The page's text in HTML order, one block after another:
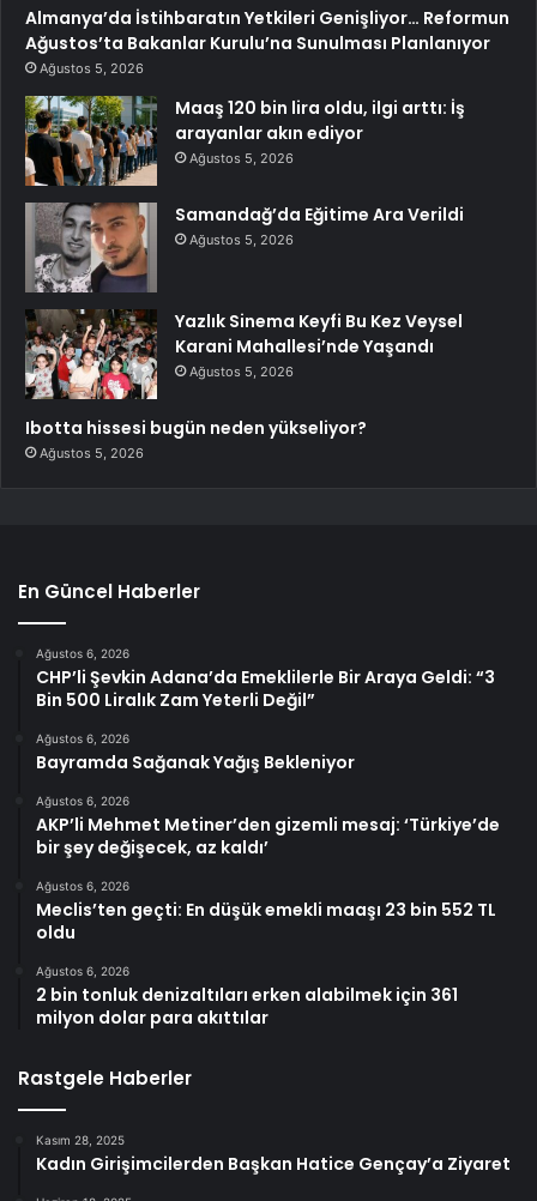
Almanya’da İstihbaratın Yetkileri Genişliyor… Reformun
Ağustos’ta Bakanlar Kurulu’na Sunulması Planlanıyor
Ağustos 5, 2026
Maaş 120 bin lira oldu, ilgi arttı: İş
arayanlar akın ediyor
Ağustos 5, 2026
Samandağ’da Eğitime Ara Verildi
Ağustos 5, 2026
Yazlık Sinema Keyfi Bu Kez Veysel
Karani Mahallesi’nde Yaşandı
Ağustos 5, 2026
Ibotta hissesi bugün neden yükseliyor?
Ağustos 5, 2026
En Güncel Haberler
Ağustos 6, 2026
CHP’li Şevkin Adana’da Emeklilerle Bir Araya Geldi: “3
Bin 500 Liralık Zam Yeterli Değil”
Ağustos 6, 2026
Bayramda Sağanak Yağış Bekleniyor
Ağustos 6, 2026
AKP’li Mehmet Metiner’den gizemli mesaj: ‘Türkiye’de
bir şey değişecek, az kaldı’
Ağustos 6, 2026
Meclis’ten geçti: En düşük emekli maaşı 23 bin 552 TL
oldu
Ağustos 6, 2026
2 bin tonluk denizaltıları erken alabilmek için 361
milyon dolar para akıttılar
Rastgele Haberler
Kasım 28, 2025
Kadın Girişimcilerden Başkan Hatice Gençay’a Ziyaret